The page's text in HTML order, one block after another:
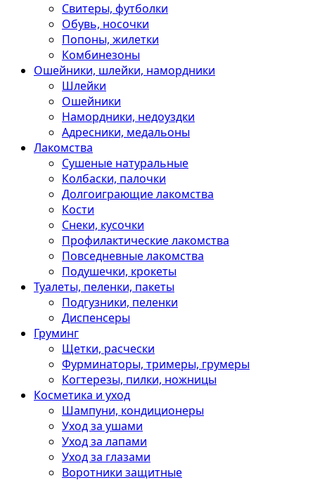
Свитеры, футболки
Обувь, носочки
Попоны, жилетки
Комбинезоны
Ошейники, шлейки, намордники
Шлейки
Ошейники
Намордники, недоуздки
Адресники, медальоны
Лакомства
Сушеные натуральные
Колбаски, палочки
Долгоиграющие лакомства
Кости
Снеки, кусочки
Профилактические лакомства
Повседневные лакомства
Подушечки, крокеты
Туалеты, пеленки, пакеты
Подгузники, пеленки
Диспенсеры
Груминг
Щетки, расчески
Фурминаторы, тримеры, грумеры
Когтерезы, пилки, ножницы
Косметика и уход
Шампуни, кондиционеры
Уход за ушами
Уход за лапами
Уход за глазами
Воротники защитные